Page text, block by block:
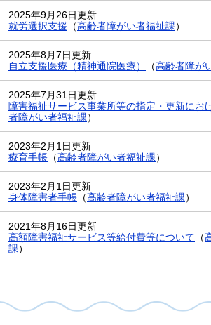
2025年9月26日更新
就労選択支援 （高齢者障がい者福祉課）
2025年8月7日更新
自立支援医療（精神通院医療）
（高齢者障が
2025年7月31日更新
障害福祉サービス事業所等の指定・更新にお
者障がい者福祉課）
2023年2月1日更新
療育手帳 （高齢者障がい者福祉課）
2023年2月1日更新
身体障害者手帳 （高齢者障がい者福祉課）
2021年8月16日更新
高額障害福祉サービス等給付費等について （
課）